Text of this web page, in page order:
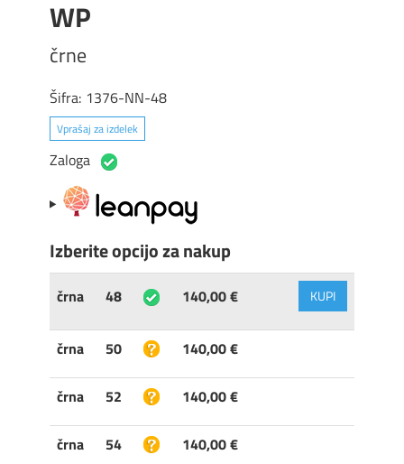
WP
črne
Šifra: 1376-NN-48
Vprašaj za izdelek
Zaloga
Izberite opcijo za nakup
črna 48 140,00 € KUPI
črna 50 140,00 €
črna 52 140,00 €
črna 54 140,00 €